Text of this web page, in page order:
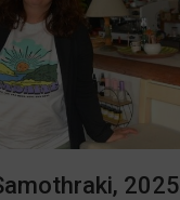
2025